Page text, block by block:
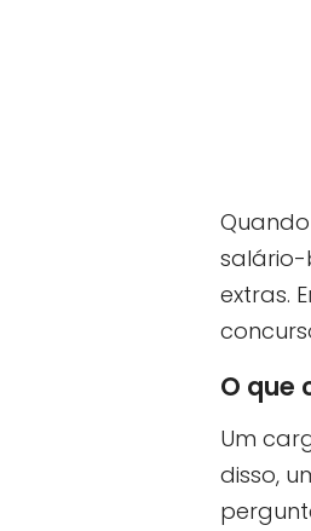
salário-
extras.
O que
Um
disso,